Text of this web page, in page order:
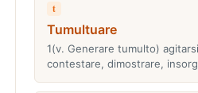
t
Tumultuare
1(v. Generare tumulto)
contestare, dimostrare,